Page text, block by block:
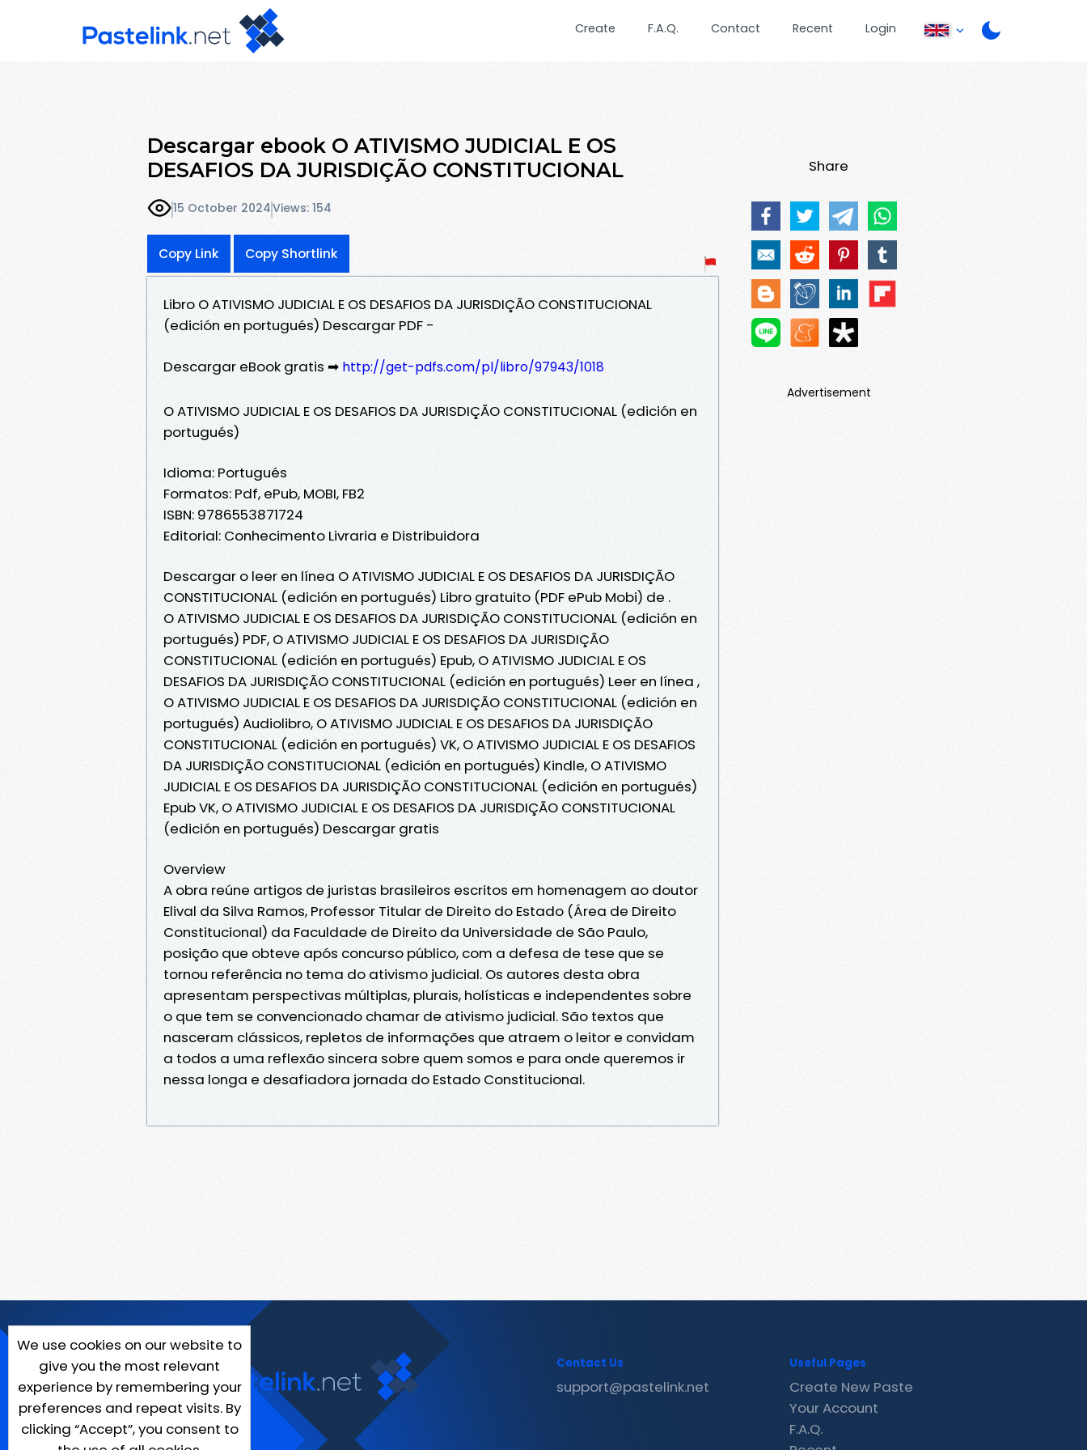
Create F.A.Q. Contact Recent Login
Descargar ebook O ATIVISMO JUDICIAL E OS
DESAFIOS DA JURISDIÇÃO CONSTITUCIONAL
15 October 2024Views: 154
Copy Link Copy Shortlink
Libro O ATIVISMO JUDICIAL E OS DESAFIOS DA JURISDIÇÃO CONSTITUCIONAL
(edición en portugués) Descargar PDF -
Descargar eBook gratis ➡ http://get-pdfs.com/pl/libro/97943/1018
O ATIVISMO JUDICIAL E OS DESAFIOS DA JURISDIÇÃO CONSTITUCIONAL (edición en
portugués)
Idioma: Portugués
Formatos: Pdf, ePub, MOBI, FB2
ISBN: 9786553871724
Editorial: Conhecimento Livraria e Distribuidora
Descargar o leer en línea O ATIVISMO JUDICIAL E OS DESAFIOS DA JURISDIÇÃO
CONSTITUCIONAL (edición en portugués) Libro gratuito (PDF ePub Mobi) de .
O ATIVISMO JUDICIAL E OS DESAFIOS DA JURISDIÇÃO CONSTITUCIONAL (edición en
portugués) PDF, O ATIVISMO JUDICIAL E OS DESAFIOS DA JURISDIÇÃO
CONSTITUCIONAL (edición en portugués) Epub, O ATIVISMO JUDICIAL E OS
DESAFIOS DA JURISDIÇÃO CONSTITUCIONAL (edición en portugués) Leer en línea ,
O ATIVISMO JUDICIAL E OS DESAFIOS DA JURISDIÇÃO CONSTITUCIONAL (edición en
portugués) Audiolibro, O ATIVISMO JUDICIAL E OS DESAFIOS DA JURISDIÇÃO
CONSTITUCIONAL (edición en portugués) VK, O ATIVISMO JUDICIAL E OS DESAFIOS
DA JURISDIÇÃO CONSTITUCIONAL (edición en portugués) Kindle, O ATIVISMO
JUDICIAL E OS DESAFIOS DA JURISDIÇÃO CONSTITUCIONAL (edición en portugués)
Epub VK, O ATIVISMO JUDICIAL E OS DESAFIOS DA JURISDIÇÃO CONSTITUCIONAL
(edición en portugués) Descargar gratis
Overview
A obra reúne artigos de juristas brasileiros escritos em homenagem ao doutor
Elival da Silva Ramos, Professor Titular de Direito do Estado (Área de Direito
Constitucional) da Faculdade de Direito da Universidade de São Paulo,
posição que obteve após concurso público, com a defesa de tese que se
tornou referência no tema do ativismo judicial. Os autores desta obra
apresentam perspectivas múltiplas, plurais, holísticas e independentes sobre
o que tem se convencionado chamar de ativismo judicial. São textos que
nasceram clássicos, repletos de informações que atraem o leitor e convidam
a todos a uma reflexão sincera sobre quem somos e para onde queremos ir
nessa longa e desafiadora jornada do Estado Constitucional.
Share
Advertisement
We use cookies on our website to
give you the most relevant
experience by remembering your
preferences and repeat visits. By
clicking “Accept”, you consent to
Contact Us
support@pastelink.net
Useful Pages
Create New Paste
Your Account
F.A.Q.